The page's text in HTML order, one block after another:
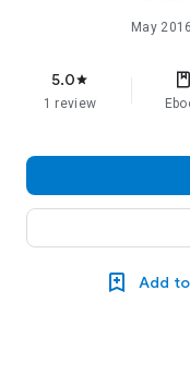
May 2016
5.0star
1 review
Add